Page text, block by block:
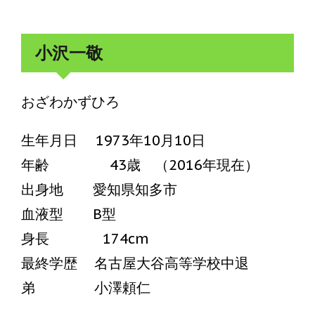
小沢一敬
おざわかずひろ
生年月日 1973年10月10日
年齢 43歳 （2016年現在）
出身地 愛知県知多市
血液型 B型
身長 174cm
最終学歴 名古屋大谷高等学校中退
弟 小澤頼仁